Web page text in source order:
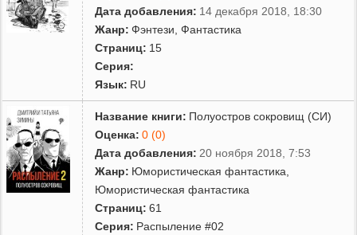
Дата добавления: 14 декабря 2018, 18:30
Жанр: Фэнтези ,Фантастика
Страниц: 15
Серия:
Язык: RU
Название книги: Полуостров сокровищ (СИ)
Оценка: 0 (0)
Дата добавления: 20 ноября 2018, 7:53
Жанр: Юмористическая фантастика
Юмористическая фантастика
Страниц: 61
Серия: Распыление #02